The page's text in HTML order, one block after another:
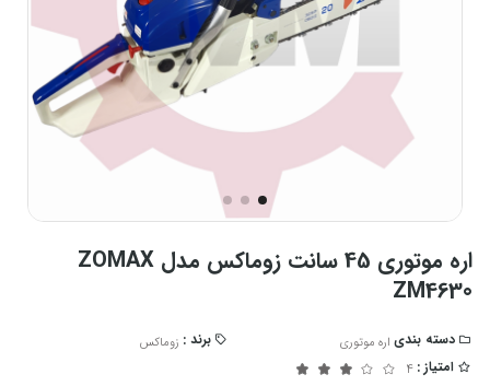
اره موتوری 45 سانت زوماکس مدل ZOMAX
ZM4630
دسته بندی اره موتوری برند : زوماکس
امتیاز : 4